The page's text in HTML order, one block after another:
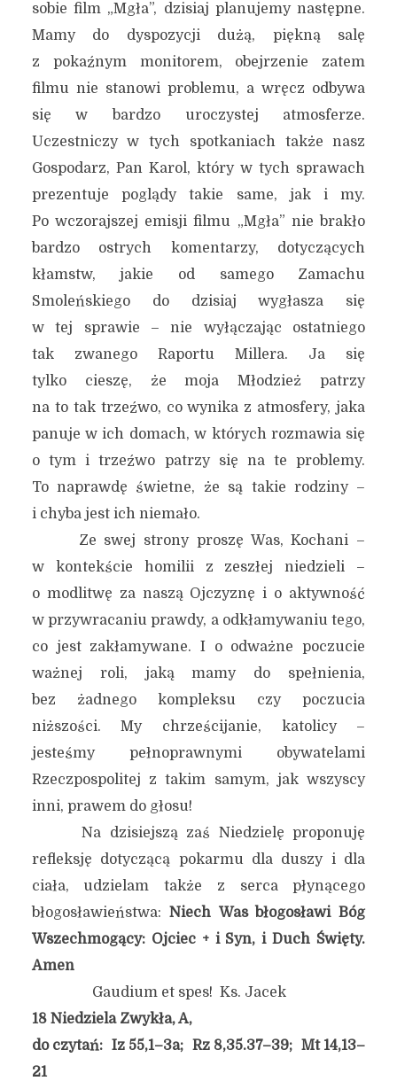
sobie film „Mgła”, dzisiaj planujemy następne.
Mamy do dyspozycji dużą, piękną salę
z pokaźnym monitorem, obejrzenie zatem
filmu nie stanowi problemu, a wręcz odbywa
się w bardzo uroczystej atmosferze.
Uczestniczy w tych spotkaniach także nasz
Gospodarz, Pan Karol, który w tych sprawach
prezentuje poglądy takie same, jak i my.
Po wczorajszej emisji filmu „Mgła” nie brakło
bardzo ostrych komentarzy, dotyczących
kłamstw, jakie od samego Zamachu
Smoleńskiego do dzisiaj wygłasza się
w tej sprawie – nie wyłączając ostatniego
tak zwanego Raportu Millera. Ja się
tylko cieszę, że moja Młodzież patrzy
na to tak trzeźwo, co wynika z atmosfery, jaka
panuje w ich domach, w których rozmawia się
o tym i trzeźwo patrzy się na te problemy.
To naprawdę świetne, że są takie rodziny –
i chyba jest ich niemało.
Ze swej strony proszę Was, Kochani –
w kontekście homilii z zeszłej niedzieli –
o modlitwę za naszą Ojczyznę i o aktywność
w przywracaniu prawdy, a odkłamywaniu tego,
co jest zakłamywane. I o odważne poczucie
ważnej roli, jaką mamy do spełnienia,
bez żadnego kompleksu czy poczucia
niższości. My chrześcijanie, katolicy –
jesteśmy pełnoprawnymi obywatelami
Rzeczpospolitej z takim samym, jak wszyscy
inni, prawem do głosu!
Na dzisiejszą zaś Niedzielę proponuję
refleksję dotyczącą pokarmu dla duszy i dla
ciała, udzielam także z serca płynącego
błogosławieństwa: Niech Was błogosławi Bóg
Wszechmogący: Ojciec + i Syn, i Duch Święty.
Amen
Gaudium et spes! Ks. Jacek
18 Niedziela Zwykła, A,
do czytań: Iz 55,1–3a; Rz 8,35.37–39; Mt 14,13–
21